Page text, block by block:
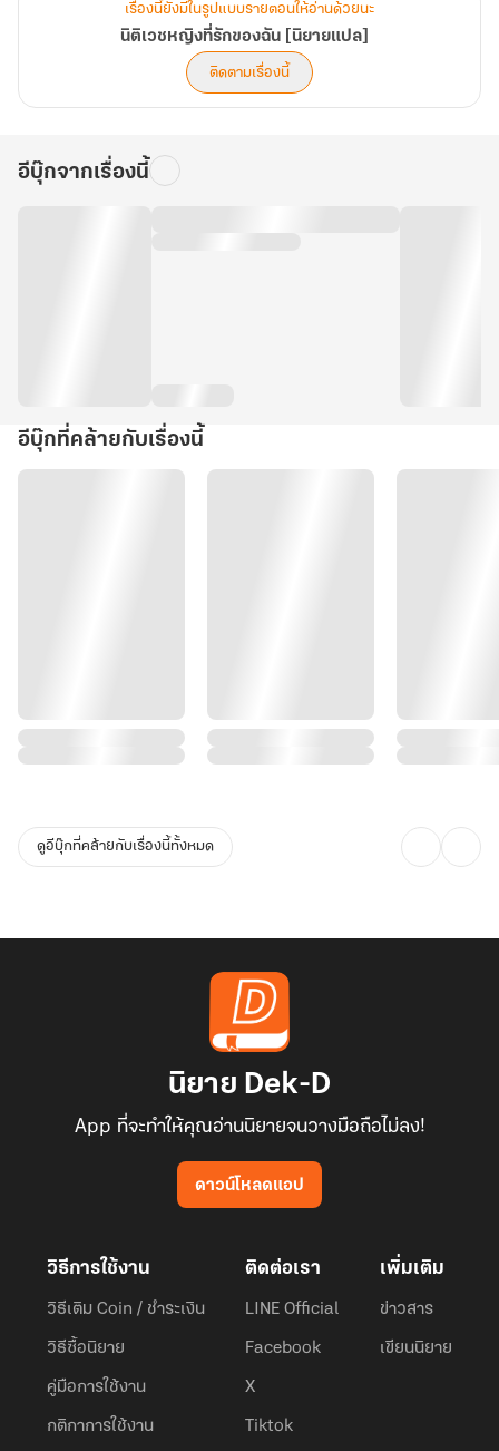
เรื่องนี้ยังมีในรูปแบบรายตอนให้อ่านด้วยนะ
นิติเวชหญิงที่รักของฉัน [นิยายแปล]
ติดตามเรื่องนี้
อีบุ๊กจากเรื่องนี้
อีบุ๊กที่คล้ายกับเรื่องนี้
ดูอีบุ๊กที่คล้ายกับเรื่องนี้ทั้งหมด
นิยาย Dek-D
App ที่จะทำให้คุณอ่านนิยายจนวางมือถือไม่ลง!
ดาวน์โหลดแอป
วิธีการใช้งาน
วิธีเติม Coin / ชำระเงิน
วิธีซื้อนิยาย
คู่มือการใช้งาน
กติกาการใช้งาน
ติดต่อเรา
LINE Official
Facebook
X
Tiktok
เพิ่มเติม
ข่าวสาร
เขียนนิยาย